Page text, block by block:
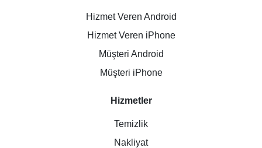
Hizmet Veren Android
Hizmet Veren iPhone
Müşteri Android
Müşteri iPhone
Hizmetler
Temizlik
Nakliyat